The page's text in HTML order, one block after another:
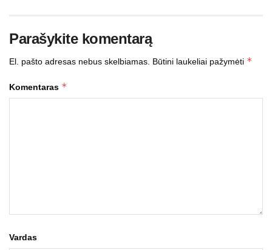
Parašykite komentarą
El. pašto adresas nebus skelbiamas. Būtini laukeliai pažymėti *
Komentaras *
Vardas